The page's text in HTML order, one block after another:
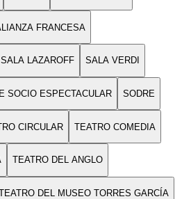
FRANCESA
SALA LAZAROFF SALA VERDI
SOCIO ESPECTACULAR SODRE
CIRCULAR TEATRO COMEDIA
TEATRO DEL ANGLO
DEL MUSEO TORRES GARCÍA